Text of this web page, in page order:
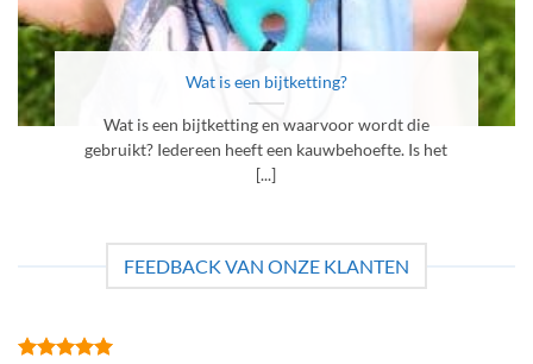
Wat is een bijtketting?
Wat is een bijtketting en waarvoor wordt die
gebruikt? Iedereen heeft een kauwbehoefte. Is het
[...]
FEEDBACK VAN ONZE KLANTEN